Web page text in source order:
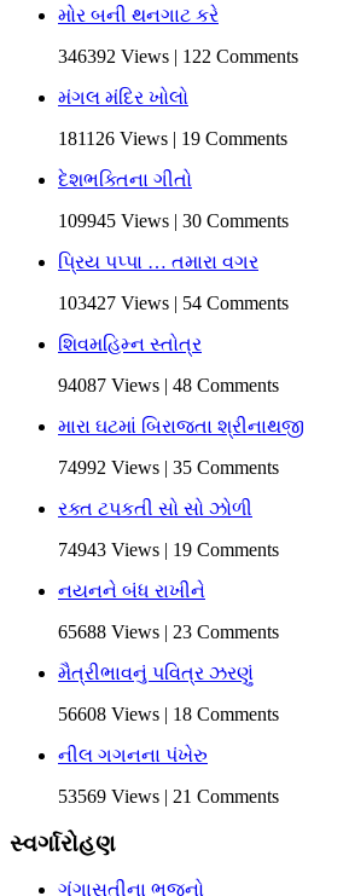
મોર બની થનગાટ કરે
346392 Views | 122 Comments
મંગલ મંદિર ખોલો
181126 Views | 19 Comments
દેશભક્તિના ગીતો
109945 Views | 30 Comments
પ્રિય પપ્પા … તમારા વગર
103427 Views | 54 Comments
શિવમહિમ્ન સ્તોત્ર
94087 Views | 48 Comments
મારા ઘટમાં બિરાજતા શ્રીનાથજી
74992 Views | 35 Comments
રક્ત ટપકતી સો સો ઝોળી
74943 Views | 19 Comments
નયનને બંધ રાખીને
65688 Views | 23 Comments
મૈત્રીભાવનું પવિત્ર ઝરણું
56608 Views | 18 Comments
નીલ ગગનના પંખેરુ
53569 Views | 21 Comments
સ્વર્ગારોહણ
ગંગાસતીના ભજનો